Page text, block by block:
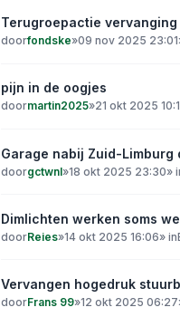
Terugroepactie
doorfondske»09 nov 2025 23:01
pijn in de oogjes
doormartin2025»21 okt 2025
Garage nabij Zuid-Limburg
doorgctwnl»18 okt 2025 23:30»
Dimlichten werken soms
doorReies»14 okt 2025 16:06» in
Vervangen hogedruk
doorFrans 99»12 okt 2025 06:27